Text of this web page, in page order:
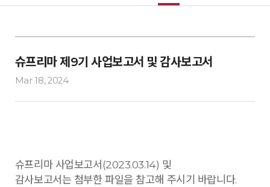
슈프리마 제9기 사업보고서 및 감사보고서
Mar 18, 2024
슈프리마 사업보고서(2023.03.14) 및
감사보고서는 첨부한 파일을 참고해 주시기 바랍니다.